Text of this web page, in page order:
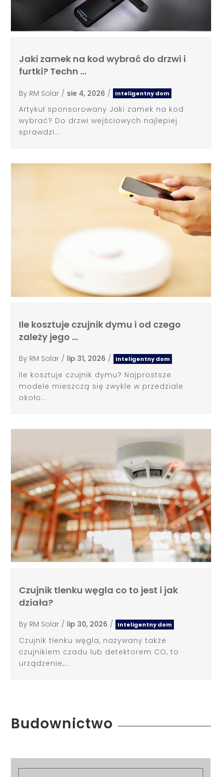
Jaki zamek na kod wybrać do drzwi i
furtki? Techn …
By RM Solar / sie 4, 2026 / Inteligentny dom
Artykuł sponsorowany Jaki zamek na kod
wybrać? Do drzwi wejściowych najlepiej
sprawdzi...
Ile kosztuje czujnik dymu i od czego
zależy jego …
By RM Solar / lip 31, 2026 / Inteligentny dom
Ile kosztuje czujnik dymu? Najprostsze
modele mieszczą się zwykle w przedziale
około...
Czujnik tlenku węgla co to jest i jak
działa?
By RM Solar / lip 30, 2026 / Inteligentny dom
Czujnik tlenku węgla, nazywany także
czujnikiem czadu lub detektorem CO, to
urządzenie,...
Budownictwo